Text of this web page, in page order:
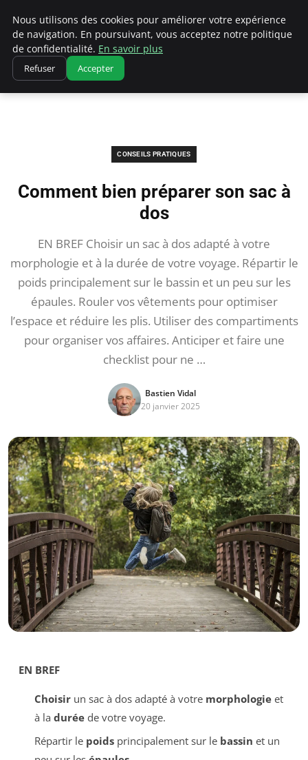
Correze Co
Accueil Conseils pratiques
CONSEILS PRATIQUES
Comment bien préparer son sac à
dos
EN BREF Choisir un sac à dos adapté à votre
morphologie et à la durée de votre voyage. Répartir le
poids principalement sur le bassin et un peu sur les
épaules. Rouler vos vêtements pour optimiser
l’espace et réduire les plis. Utiliser des compartiments
pour organiser vos affaires. Anticiper et faire une
checklist pour ne …
Bastien Vidal
20 janvier 2025
EN BREF
Choisirun sac à dos adapté à votre morphologieet
à la duréede votre voyage.
Répartir le poidsprincipalement sur le bassin et un
Nous utilisons des cookies pour améliorer votre expérience
de navigation. En poursuivant, vous acceptez notre politique
de confidentialité. En savoir plus
Refuser Accepter